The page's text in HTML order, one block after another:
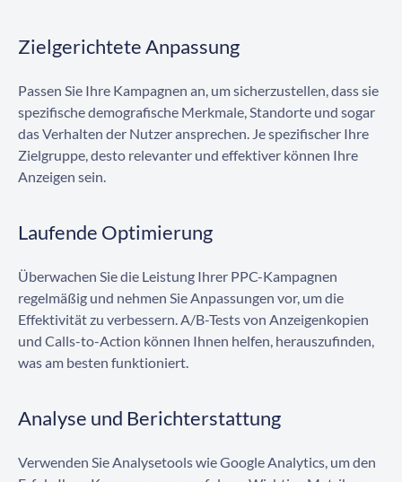
Zielgerichtete Anpassung
Passen Sie Ihre Kampagnen an, um sicherzustellen, dass sie
spezifische demografische Merkmale, Standorte und sogar
das Verhalten der Nutzer ansprechen. Je spezifischer Ihre
Zielgruppe, desto relevanter und effektiver können Ihre
Anzeigen sein.
Laufende Optimierung
Überwachen Sie die Leistung Ihrer PPC-Kampagnen
regelmäßig und nehmen Sie Anpassungen vor, um die
Effektivität zu verbessern. A/B-Tests von Anzeigenkopien
und Calls-to-Action können Ihnen helfen, herauszufinden,
was am besten funktioniert.
Analyse und Berichterstattung
Verwenden Sie Analysetools wie Google Analytics, um den